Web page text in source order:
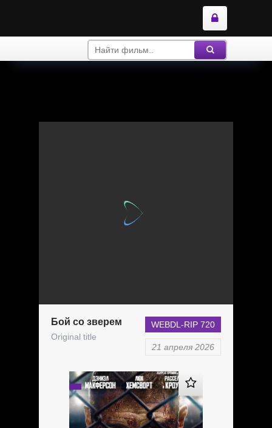
Бой со зверем
Original title
WEBDL-RIP 720
21 апреля 2026